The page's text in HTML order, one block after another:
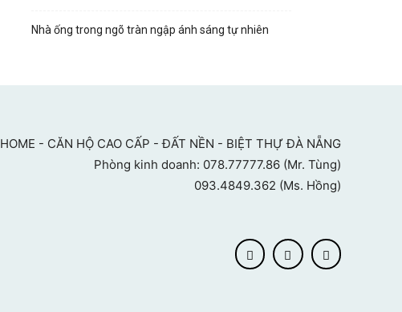
Nhà ống trong ngõ tràn ngập ánh sáng tự nhiên
- CĂN HỘ CAO CẤP - ĐẤT NỀN - BIỆT THỰ ĐÀ NẴNG
Phòng kinh doanh: 078.77777.86 (Mr. Tùng)
093.4849.362 (Ms. Hồng)